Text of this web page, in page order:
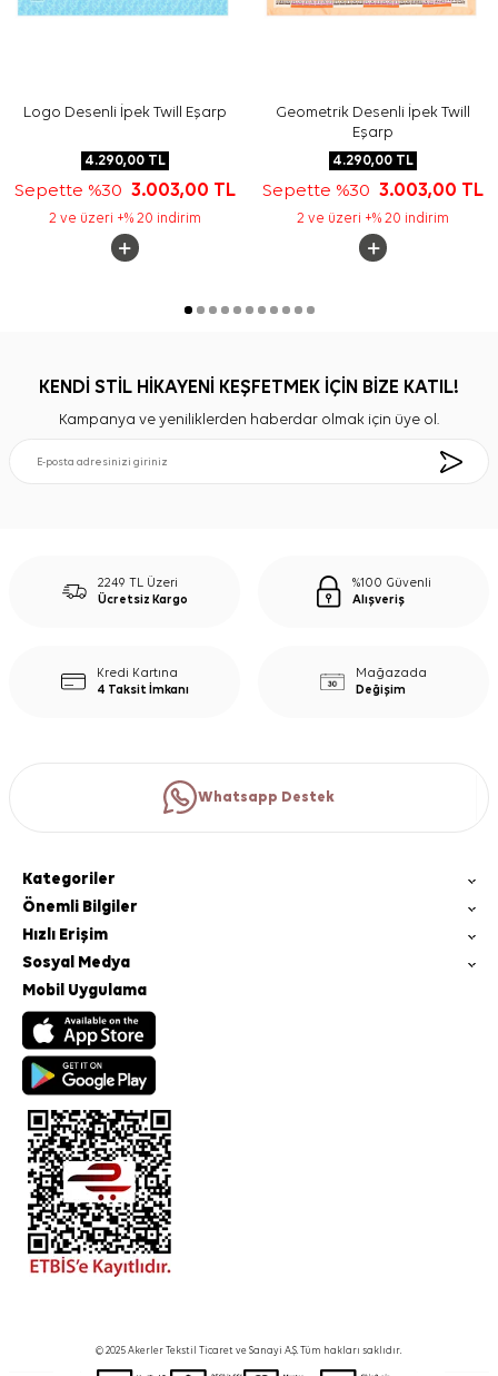
Logo Desenli İpek Twill Eşarp
4.290,00TL
Sepette %30 3.003,00 TL
2 ve üzeri +% 20 indirim
Geometrik Desenli İpek Twill
Eşarp
4.290,00 TL
Sepette %303.003,00 TL
2 ve üzeri +% 20 indirim
KENDİ STİL HİKAYENİ KEŞFETMEK İÇİN BİZE KATIL!
Kampanya ve yeniliklerden haberdar olmak için üye ol.
2249 TL Üzeri
Ücretsiz Kargo
%100 Güvenli
Alışveriş
Kredi Kartına
4 Taksit İmkanı
Mağazada
Değişim
Whatsapp Destek
Kategoriler
Önemli Bilgiler
Hızlı Erişim
Sosyal Medya
Mobil Uygulama
© 2025 Akerler Tekstil Ticaret ve Sanayi A.Ş. Tüm hakları saklıdır.